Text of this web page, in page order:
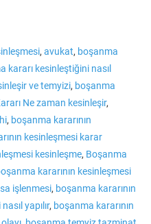
, avukat, boşanma
kararı kesinleştiğini nasıl
ve temyizi, boşanma
Ne zaman kesinleşir,
, boşanma kararının
kesinleşmesi karar
kesinleşme, Boşanma
kararının kesinleşmesi
işlenmesi, boşanma kararının
yapılır, boşanma kararının